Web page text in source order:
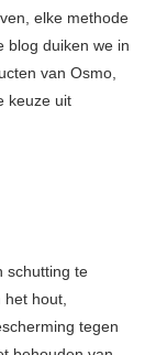
elke methode
blog duiken we in
van Osmo,
keuze uit
schutting te
hout,
tegen